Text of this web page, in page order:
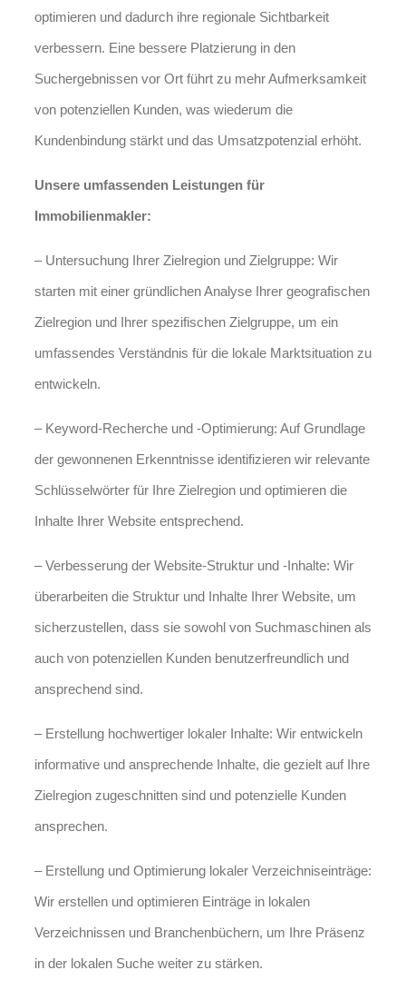
optimieren und dadurch ihre regionale Sichtbarkeit
verbessern. Eine bessere Platzierung in den
Suchergebnissen vor Ort führt zu mehr Aufmerksamkeit
von potenziellen Kunden, was wiederum die
Kundenbindung stärkt und das Umsatzpotenzial erhöht.
Unsere umfassenden Leistungen für
Immobilienmakler:
– Untersuchung Ihrer Zielregion und Zielgruppe: Wir
starten mit einer gründlichen Analyse Ihrer geografischen
Zielregion und Ihrer spezifischen Zielgruppe, um ein
umfassendes Verständnis für die lokale Marktsituation zu
entwickeln.
– Keyword-Recherche und -Optimierung: Auf Grundlage
der gewonnenen Erkenntnisse identifizieren wir relevante
Schlüsselwörter für Ihre Zielregion und optimieren die
Inhalte Ihrer Website entsprechend.
– Verbesserung der Website-Struktur und -Inhalte: Wir
überarbeiten die Struktur und Inhalte Ihrer Website, um
sicherzustellen, dass sie sowohl von Suchmaschinen als
auch von potenziellen Kunden benutzerfreundlich und
ansprechend sind.
– Erstellung hochwertiger lokaler Inhalte: Wir entwickeln
informative und ansprechende Inhalte, die gezielt auf Ihre
Zielregion zugeschnitten sind und potenzielle Kunden
ansprechen.
– Erstellung und Optimierung lokaler Verzeichniseinträge:
Wir erstellen und optimieren Einträge in lokalen
Verzeichnissen und Branchenbüchern, um Ihre Präsenz
in der lokalen Suche weiter zu stärken.